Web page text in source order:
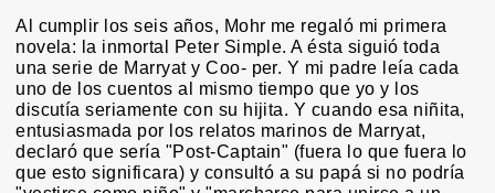
Al cumplir los seis años, Mohr me regaló mi primera
novela: la inmortal Peter Simple. A ésta siguió toda
una serie de Marryat y Coo- per. Y mi padre leía cada
uno de los cuentos al mismo tiempo que yo y los
discutía seriamente con su hijita. Y cuando esa niñita,
entusiasmada por los relatos marinos de Marryat,
declaró que sería "Post-Captain" (fuera lo que fuera lo
que esto significara) y consultó a su papá si no podría